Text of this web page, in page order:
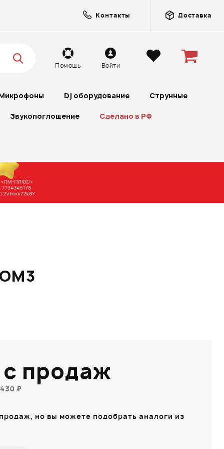
Контакты Доставка
Помощь Войти
Dj оборудование Струнные
Звукопоглощение Сделано в РФ
продаж
₽
но вы можете подобрать аналоги из